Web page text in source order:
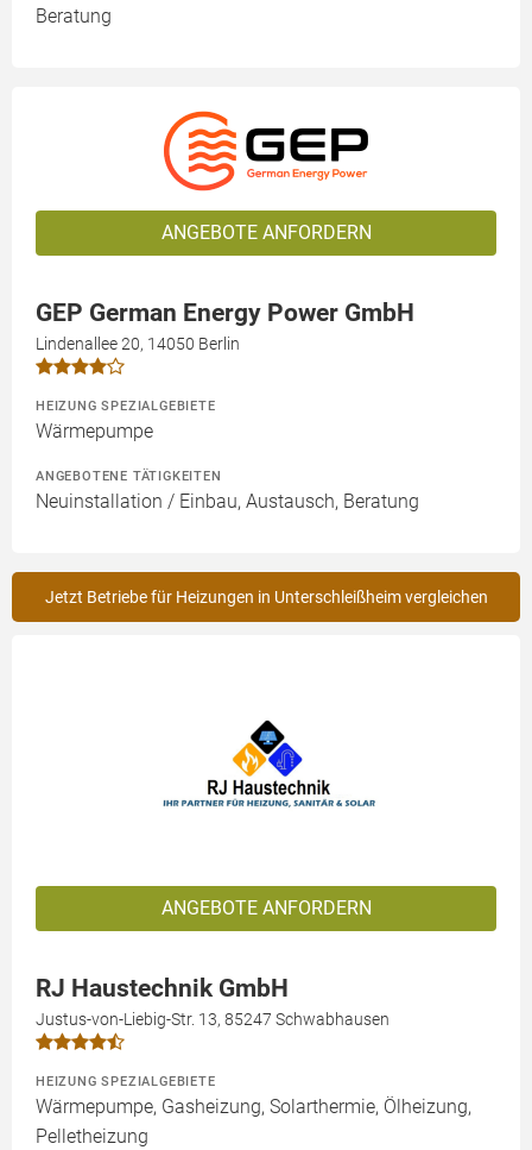
Beratung
ANGEBOTE ANFORDERN
GEP German Energy Power GmbH
Lindenallee 20, 14050 Berlin
HEIZUNG SPEZIALGEBIETE
Wärmepumpe
ANGEBOTENE TÄTIGKEITEN
Neuinstallation / Einbau, Austausch, Beratung
Jetzt Betriebe für Heizungen in Unterschleißheim vergleichen
ANGEBOTE ANFORDERN
RJ Haustechnik GmbH
Justus-von-Liebig-Str. 13, 85247 Schwabhausen
HEIZUNG SPEZIALGEBIETE
Wärmepumpe, Gasheizung, Solarthermie, Ölheizung,
Pelletheizung